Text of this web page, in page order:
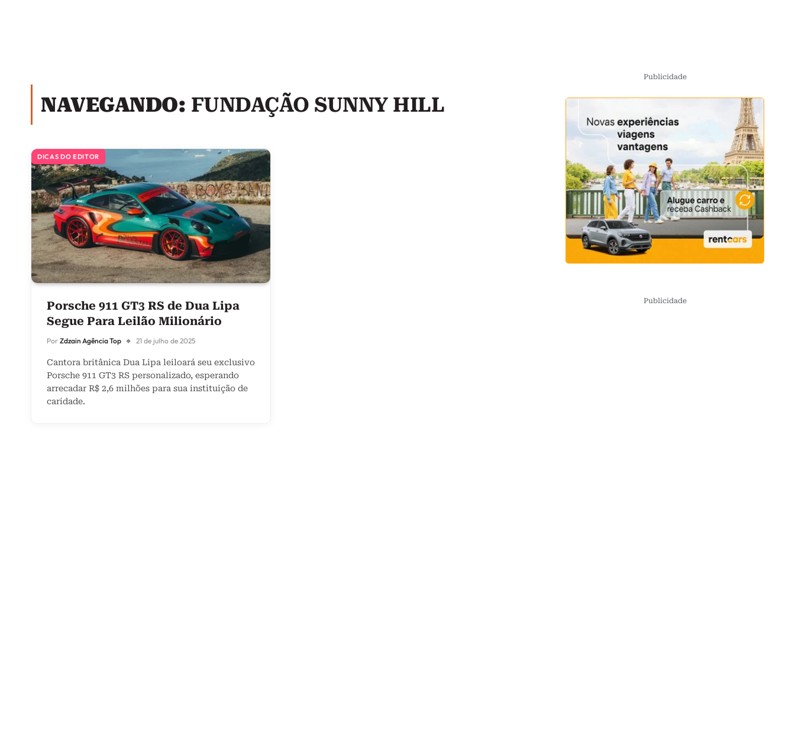
NAVEGANDO: FUNDAÇÃO SUNNY HILL
DICAS DO EDITOR
Porsche 911 GT3 RS de Dua Lipa
Segue Para Leilão Milionário
Por Zdzain Agência Top 21 de julho de 2025
Cantora britânica Dua Lipa leiloará seu exclusivo
Porsche 911 GT3 RS personalizado, esperando
arrecadar R$ 2,6 milhões para sua instituição de
caridade.
Publicidade
Publicidade